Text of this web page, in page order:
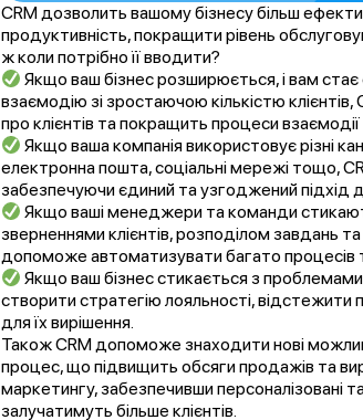
CRM дозволить вашому бізнесу більш
продуктивність, покращити рівень
ж коли потрібно її вводити?
Якщо ваш бізнес розширюється, і вам
взаємодію зі зростаючою кількістю
про клієнтів та покращить процеси
Якщо ваша компанія використовує різні
електронна пошта, соціальні мережі тощо,
забезпечуючи єдиний та узгоджений підхід
Якщо ваші менеджери та команди
зверненнями клієнтів, розподілом завдань
допоможе автоматизувати багато
Якщо ваш бізнес стикається з
створити стратегію лояльності, відстежити
для їх вирішення.
Також CRM допоможе знаходити нові
процес, що підвищить обсяги продажів та
маркетингу, забезпечивши персоналізовані
залучатимуть більше клієнтів.